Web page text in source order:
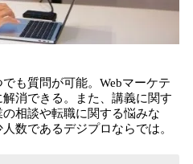
も質問が可能。Webマーケテ
消できる。また、講義に関す
相談や転職に関する悩みな
数であるデジプロならでは。